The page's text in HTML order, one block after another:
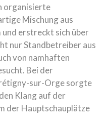
organisierte
Mischung aus
erstreckt sich über
nur Standbetreiber aus
von namhaften
Bei der
sur-Orge sorgte
Klang auf der
der Hauptschauplätze